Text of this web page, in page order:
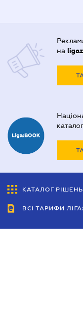
на
КАТАЛОГ РІШЕНЬ
ВСІ ТАРИФИ